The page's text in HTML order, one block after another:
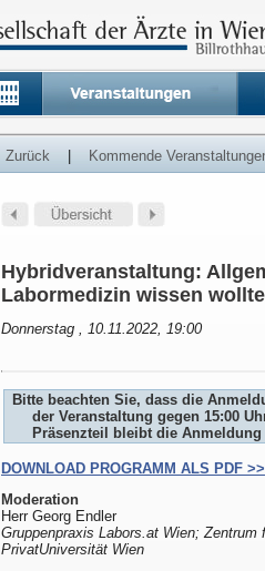
Zurück Kommende
Hybridveranstaltung:
Labormedizin wissen
Donnerstag , 10.11.2022, 19:00
Bitte beachten Sie, dass die
der Veranstaltung gegen 15:00
Präsenzteil bleibt die
DOWNLOAD PROGRAMM ALS PDF >>
Moderation
Herr Georg Endler
Gruppenpraxis Labors.at Wien;
PrivatUniversität Wien